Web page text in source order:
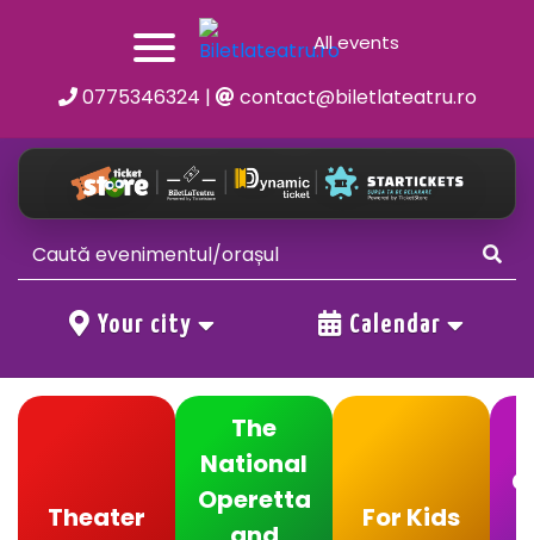
All events
0775346324 | contact@biletlateatru.ro
Your city Calendar
Theater
The
National
Operetta
For Kids